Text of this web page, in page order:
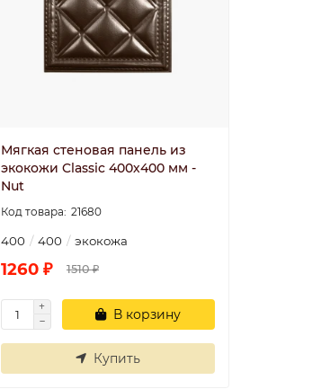
Мягкая стеновая панель из
экокожи Classic 400х400 мм -
Nut
21680
400 400 экокожа
1260 ₽ 1510 ₽
В корзину
Купить